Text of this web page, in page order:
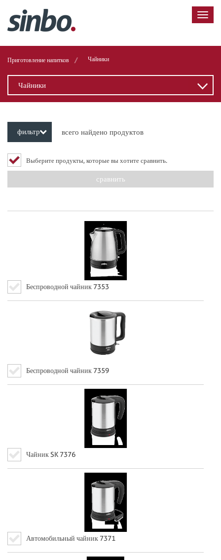
Приготовление напитков / Чайники
Чайники
фильтр всего найдено продуктов
Выберите продукты, которые вы хотите сравнить.
сравнить
Беспроводной чайник 7353
Беспроводной чайник 7359
Чайник SK 7376
Автомобильный чайник 7371